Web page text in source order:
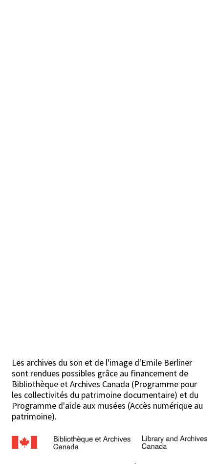
Les archives du son et de l'image d'Emile Berliner
sont rendues possibles grâce au financement de
Bibliothèque et Archives Canada (Programme pour
les collectivités du patrimoine documentaire) et du
Programme d'aide aux musées (Accès numérique au
patrimoine).